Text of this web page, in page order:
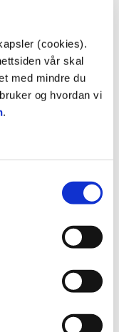
(cookies).
vår skal
med mindre du
og hvordan vi
.
Du finner
her .